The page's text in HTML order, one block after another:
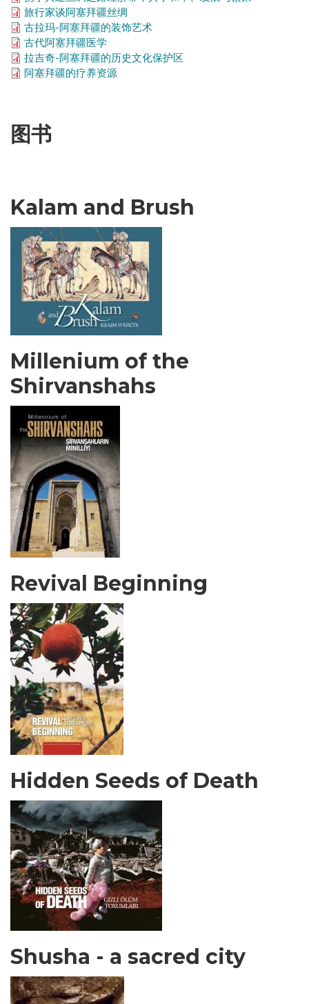
旅行家谈阿塞拜疆丝绸
古拉玛-阿塞拜疆的装饰艺术
古代阿塞拜疆医学
拉吉奇-阿塞拜疆的历史文化保护区
阿塞拜疆的疗养资源
图书
Kalam and Brush
Millenium of the
Shirvanshahs
Revival Beginning
Hidden Seeds of Death
Shusha - a sacred city